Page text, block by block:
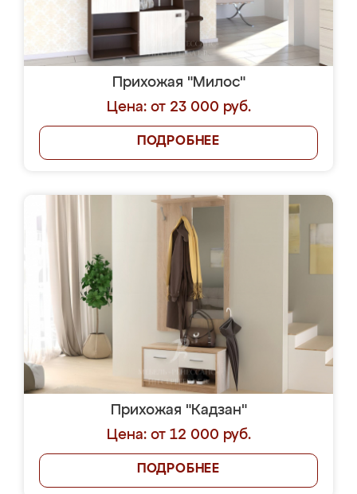
Прихожая "Милос"
Цена: от 23 000 руб.
ПОДРОБНЕЕ
Прихожая "Кадзан"
Цена: от 12 000 руб.
ПОДРОБНЕЕ